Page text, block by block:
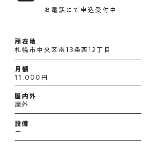
お電話にて申込受付中
所在地
札幌市中央区南13条西12丁目
月額
11,000円
屋内外
屋外
設備
ー